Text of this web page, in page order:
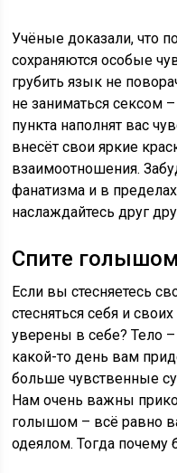
Учёные доказали, что
сохраняются особые
грубить язык не
не заниматься
пункта наполнят вас
внесёт свои яркие
взаимоотношения.
фанатизма и в
наслаждайтесь друг
Спите
Если вы стесняетесь
стесняться себя и
уверены в себе? Тело
какой-то день вам
больше чувственные
Нам очень важны
голышом – всё равно
одеялом. Тогда почему